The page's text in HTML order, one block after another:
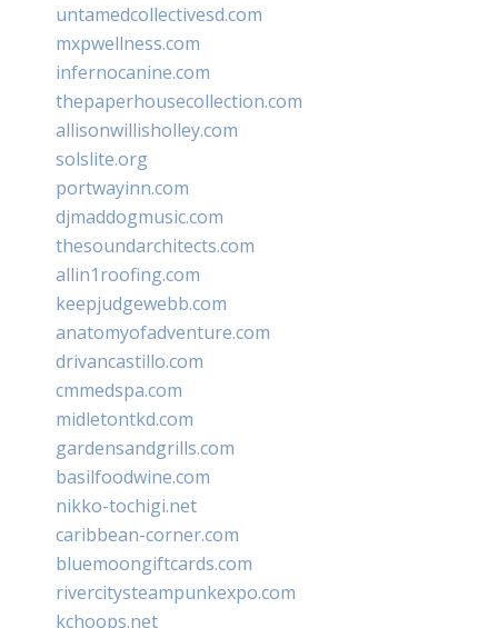
untamedcollectivesd.com
mxpwellness.com
infernocanine.com
thepaperhousecollection.com
allisonwillisholley.com
solslite.org
portwayinn.com
djmaddogmusic.com
thesoundarchitects.com
allin1roofing.com
keepjudgewebb.com
anatomyofadventure.com
drivancastillo.com
cmmedspa.com
midletontkd.com
gardensandgrills.com
basilfoodwine.com
nikko-tochigi.net
caribbean-corner.com
bluemoongiftcards.com
rivercitysteampunkexpo.com
kchoops.net